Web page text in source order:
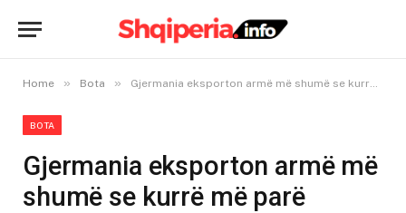
Home » Bota » Gjermania eksporton armë më shumë se kurrë më parë
BOTA
Gjermania eksporton armë më
shumë se kurrë më parë